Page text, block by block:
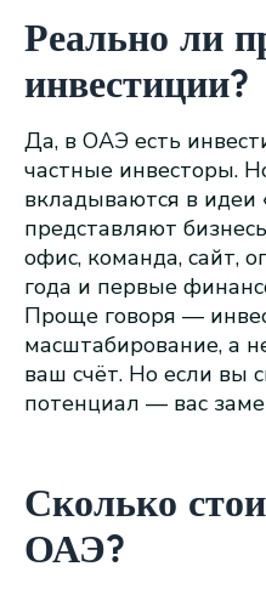
Реально ли
инвестиции?
Да, в ОАЭ есть
частные инвесторы.
вкладываются в идеи
представляют
офис, команда, сайт,
года и первые
Проще говоря —
масштабирование, а
ваш счёт. Но если вы
потенциал — вас
Сколько
ОАЭ?